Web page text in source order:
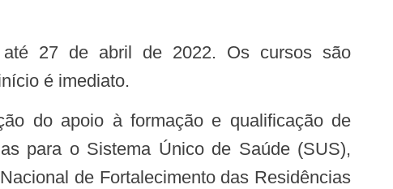
é imediato.
para o Sistema Único de Saúde (SUS),
de Fortalecimento das Residências